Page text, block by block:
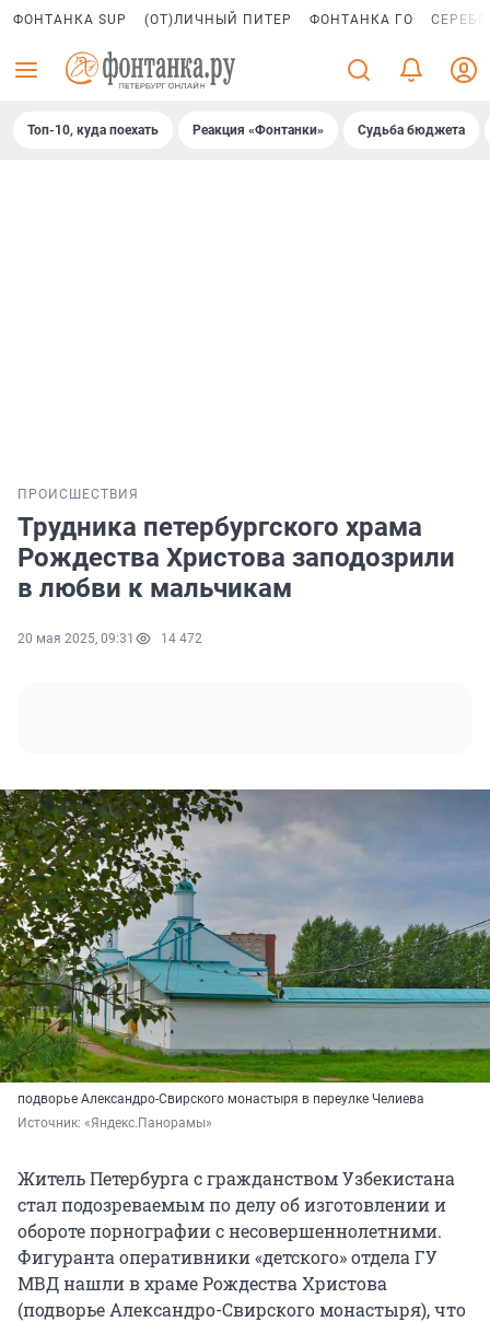
ФОНТАНКА SUP (ОТ)ЛИЧНЫЙ ПИТЕР ФОНТАНКА ГО
Топ-10, куда поехать Реакция «Фонтанки» Судьба бюджета
ПРОИСШЕСТВИЯ
Трудника петербургского храма
Рождества Христова заподозрили
в любви к мальчикам
20 мая 2025, 09:31 14 472
подворье Александро-Свирского монастыря в переулке Челиева
Источник: «Яндекс.Панорамы»
Житель Петербурга с гражданством Узбекистана
стал подозреваемым по делу об изготовлении и
обороте порнографии с несовершеннолетними.
Фигуранта оперативники «детского» отдела ГУ
МВД нашли в храме Рождества Христова
(подворье Александро-Свирского монастыря), что